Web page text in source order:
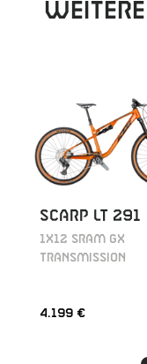
SCARP LT 291
1X12 SRAM GX
TRANSMISSION
4.199 €